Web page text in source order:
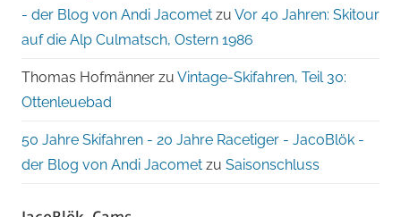
- der Blog von Andi Jacomet zu Vor 40 Jahren: Skitour
auf die Alp Culmatsch, Ostern 1986
Thomas Hofmänner zu Vintage-Skifahren, Teil 30:
Ottenleuebad
50 Jahre Skifahren - 20 Jahre Racetiger - JacoBlök -
der Blog von Andi Jacomet zu Saisonschluss